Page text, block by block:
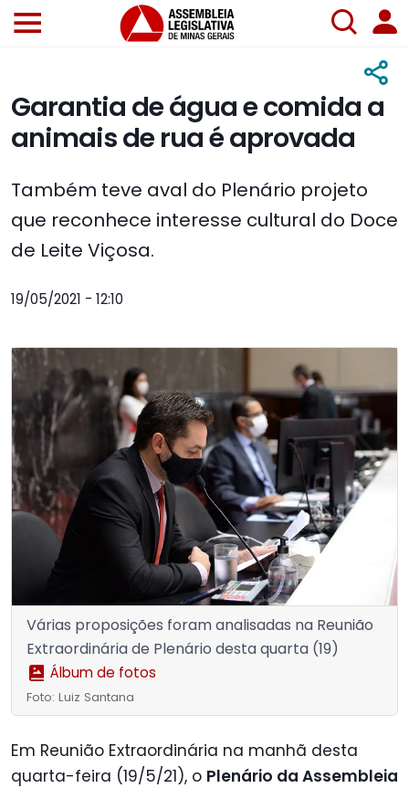
Garantia de água e comida a
animais de rua é aprovada
Também teve aval do Plenário projeto
que reconhece interesse cultural do Doce
de Leite Viçosa.
19/05/2021 - 12:10
Várias proposições foram analisadas na Reunião
Extraordinária de Plenário desta quarta (19)
Álbum de fotos
Foto: Luiz Santana
Em Reunião Extraordinária na manhã desta
quarta-feira (19/5/21), o Plenário da Assembleia